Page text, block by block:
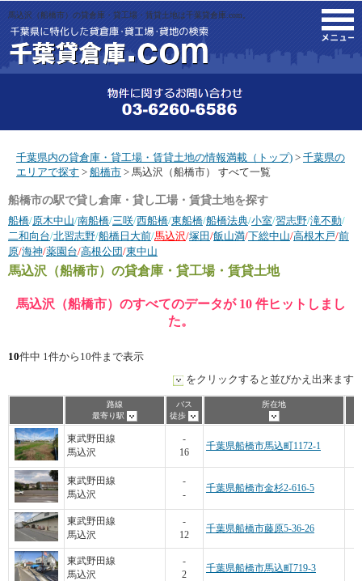
馬込沢（船橋市）の貸倉庫・貸工場・賃貸土地は千葉貸倉庫.com。
千葉県内の貸倉庫・貸工場・賃貸土地の情報満載（トップ) > 千葉県の
エリアで探す > 船橋市 > 馬込沢（船橋市） すべて一覧
船橋市の駅で貸し倉庫・貸し工場・賃貸土地を探す
船橋/原木中山/南船橋/三咲/西船橋/東船橋/船橋法典/小室/習志野/滝不動/
二和向台/北習志野/船橋日大前/馬込沢/塚田 /飯山満/下総中山/高根木戸/前
原/海神/薬園台/高根公団/東中山
馬込沢（船橋市） の貸倉庫・貸工場・賃貸土地
馬込沢（船橋市）のすべてのデータが 10 件ヒットしまし
た。
10件中 1件から10件まで表示
をクリックすると並びかえ出来ます
路線
最寄り駅
バス
徒歩
所在地
東武野田線
馬込沢
-
16
千葉県船橋市馬込町1172-1
東武野田線
馬込沢
-
-
千葉県船橋市金杉2-616-5
東武野田線
馬込沢
-
12
千葉県船橋市藤原5-36-26
東武野田線
馬込沢
-
2
千葉県船橋市馬込町719-3